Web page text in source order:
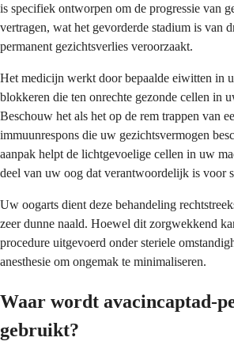
is specifiek ontworpen om de progressie van
vertragen, wat het gevorderde stadium is van
permanent gezichtsverlies veroorzaakt.
Het medicijn werkt door bepaalde eiwitten in
blokkeren die ten onrechte gezonde cellen in
Beschouw het als het op de rem trappen van
immuunrespons die uw gezichtsvermogen
aanpak helpt de lichtgevoelige cellen in uw
deel van uw oog dat verantwoordelijk is voor
Uw oogarts dient deze behandeling
zeer dunne naald. Hoewel dit zorgwekkend
procedure uitgevoerd onder steriele
anesthesie om ongemak te minimaliseren.
Waar wordt avacincaptad-
gebruikt?